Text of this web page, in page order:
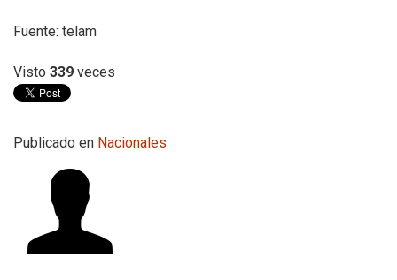
Fuente: telam
Visto 339 veces
Publicado en Nacionales